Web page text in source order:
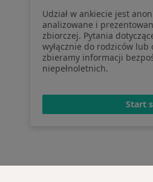
Partnerzy
Centrum prasowe
Kontakt
Udział w ankiecie jest
analizowane i
zbiorczej. Pytania
wyłącznie do rodziców
zbieramy informacji
niepełnoletnich.
Start